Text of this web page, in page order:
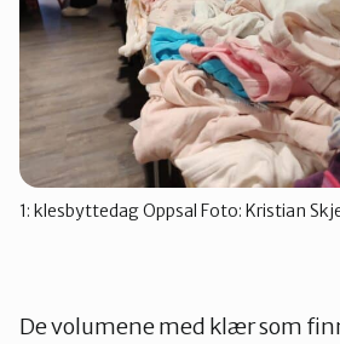
1: klesbyttedag Oppsal Foto: Kristian
De volumene med klær som